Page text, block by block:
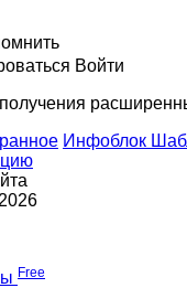
Войти
Инфоблок
Free